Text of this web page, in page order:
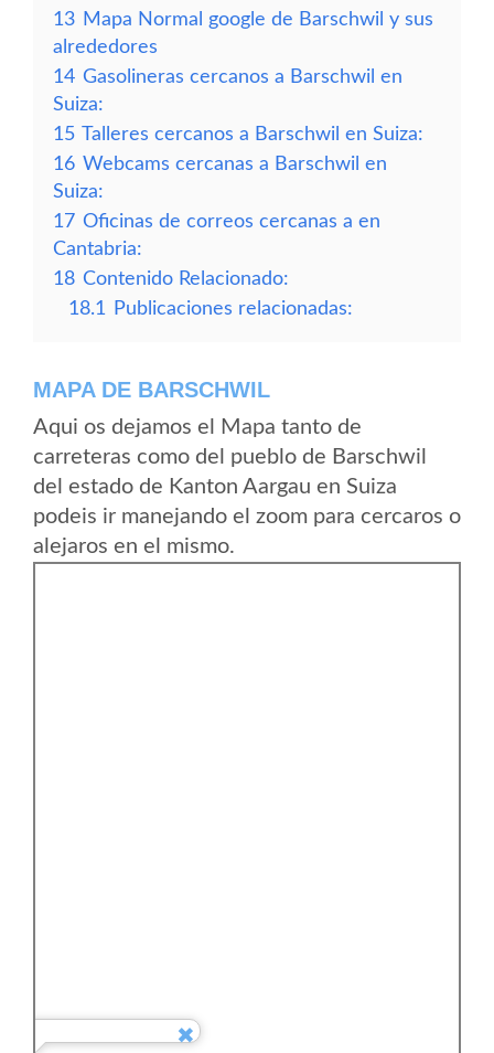
13 Mapa Normal google de Barschwil y sus
alrededores
14 Gasolineras cercanos a Barschwil en
Suiza:
15 Talleres cercanos a Barschwil en Suiza:
16 Webcams cercanas a Barschwil en
Suiza:
17 Oficinas de correos cercanas a en
Cantabria:
18 Contenido Relacionado:
18.1
Publicaciones relacionadas:
MAPA DE BARSCHWIL
Aqui os dejamos el Mapa tanto de
carreteras como del pueblo de Barschwil
del estado de Kanton Aargau en Suiza
podeis ir manejando el zoom para cercaros o
alejaros en el mismo.